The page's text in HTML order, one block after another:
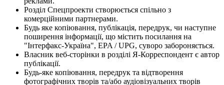
Розділ Спецпроекти створюється спільно з
комерційними партнерами.
Будь яке копіювання, публікація, передрук, чи наступне
поширення інформації, що містить посилання на
"Інтерфакс-Україна", EPA / UPG, суворо забороняється.
Власник веб-сторінки в розділі Я-Корреспондент є автор
публікації.
Будь-яке копіювання, передрук та відтворення
фотографічних творів та/або аудіовізуальних творів